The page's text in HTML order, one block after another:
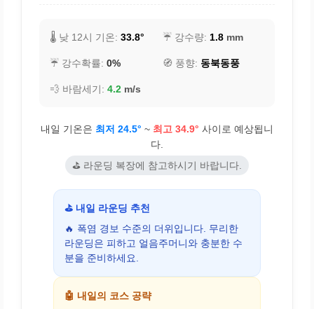
🌡️ 낮 12시 기온: 33.8° ☔ 강수량: 1.8 mm
☔ 강수확률: 0% 🧭 풍향: 동북동풍
💨 바람세기: 4.2 m/s
내일 기온은 최저 24.5° ~ 최고 34.9° 사이로 예상됩니
다.
⛳ 라운딩 복장에 참고하시기 바랍니다.
⛳ 내일 라운딩 추천
🔥 폭염 경보 수준의 더위입니다. 무리한
라운딩은 피하고 얼음주머니와 충분한 수
분을 준비하세요.
🤖 내일의 코스 공략